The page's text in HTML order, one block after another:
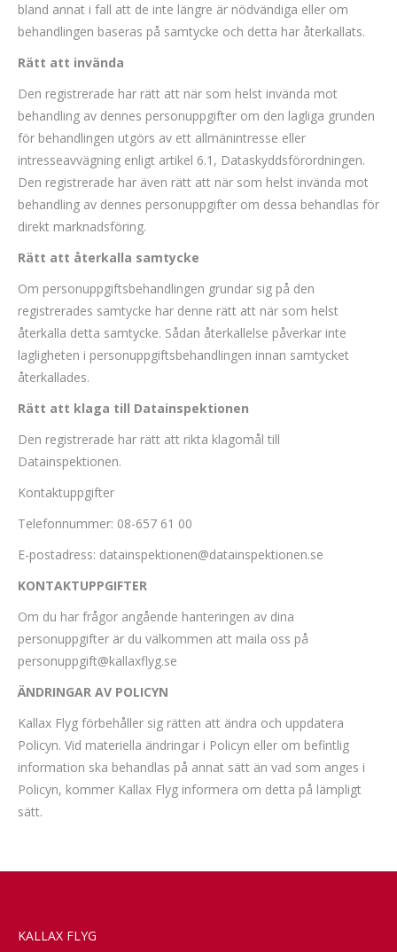
bland annat i fall att de inte längre är nödvändiga eller om
behandlingen baseras på samtycke och detta har återkallats.
Rätt att invända
Den registrerade har rätt att när som helst invända mot
behandling av dennes personuppgifter om den lagliga grunden
för behandlingen utgörs av ett allmänintresse eller
intresseavvägning enligt artikel 6.1, Dataskyddsförordningen.
Den registrerade har även rätt att när som helst invända mot
behandling av dennes personuppgifter om dessa behandlas för
direkt marknadsföring.
Rätt att återkalla samtycke
Om personuppgiftsbehandlingen grundar sig på den
registrerades samtycke har denne rätt att när som helst
återkalla detta samtycke. Sådan återkallelse påverkar inte
lagligheten i personuppgiftsbehandlingen innan samtycket
återkallades.
Rätt att klaga till Datainspektionen
Den registrerade har rätt att rikta klagomål till
Datainspektionen.
Kontaktuppgifter
Telefonnummer: 08-657 61 00
E-postadress: datainspektionen@datainspektionen.se
KONTAKTUPPGIFTER
Om du har frågor angående hanteringen av dina
personuppgifter är du välkommen att maila oss på
personuppgift@kallaxflyg.se
ÄNDRINGAR AV POLICYN
Kallax Flyg förbehåller sig rätten att ändra och uppdatera
Policyn. Vid materiella ändringar i Policyn eller om befintlig
information ska behandlas på annat sätt än vad som anges i
Policyn, kommer Kallax Flyg informera om detta på lämpligt
sätt.
KALLAX FLYG